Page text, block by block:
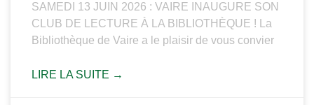
SAMEDI 13 JUIN 2026 : VAIRE INAUGURE SON
CLUB DE LECTURE À LA BIBLIOTHÈQUE ! La
Bibliothèque de Vaire a le plaisir de vous convier
LIRE LA SUITE →